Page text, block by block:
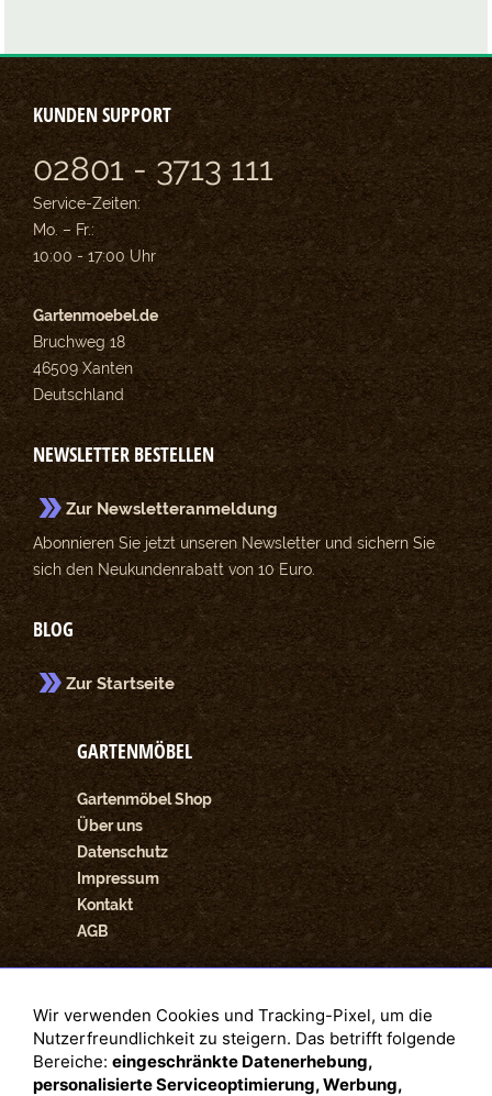
KUNDEN SUPPORT
02801 - 3713 111
Service-Zeiten:
Mo. – Fr.:
10:00 - 17:00 Uhr
Gartenmoebel.de
Bruchweg 18
46509 Xanten
Deutschland
NEWSLETTER BESTELLEN
Zur Newsletteranmeldung
Abonnieren Sie jetzt unseren Newsletter und sichern Sie
sich den Neukundenrabatt von 10 Euro.
BLOG
Zur Startseite
GARTENMÖBEL
Gartenmöbel Shop
Über uns
Datenschutz
Impressum
Kontakt
AGB
Facebook
Wir verwenden Cookies und Tracking-Pixel, um die
Nutzerfreundlichkeit zu steigern. Das betrifft folgende
Bereiche: eingeschränkte Datenerhebung,
personalisierte Serviceoptimierung, Werbung,